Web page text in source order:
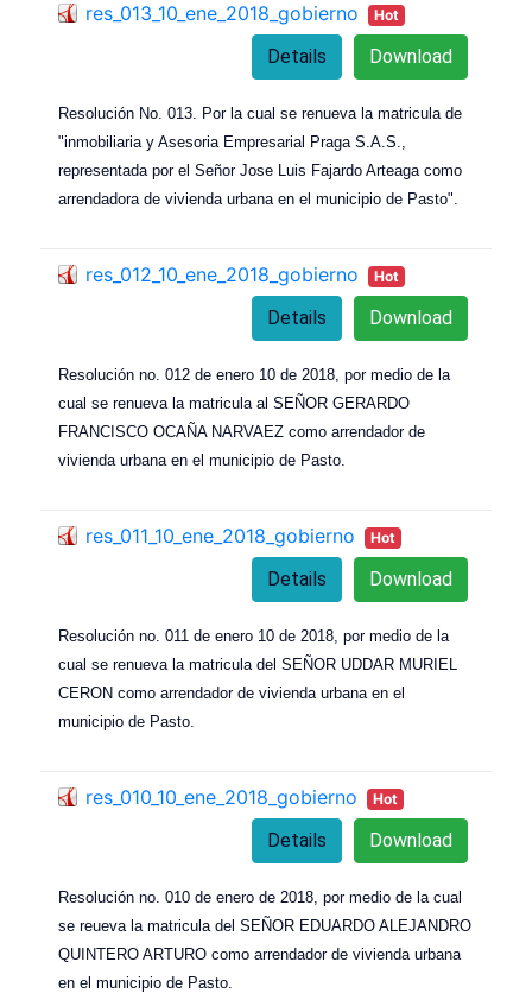
res_013_10_ene_2018_gobierno Hot
Download
Details
Resolución No. 013. Por la cual se renueva la matricula de
"inmobiliaria y Asesoria Empresarial Praga S.A.S.,
representada por el Señor Jose Luis Fajardo Arteaga como
arrendadora de vivienda urbana en el municipio de Pasto".
res_012_10_ene_2018_gobierno Hot
Download
Details
Resolución no. 012 de enero 10 de 2018, por medio de la
cual se renueva la matricula al SEÑOR GERARDO
FRANCISCO OCAÑA NARVAEZ como arrendador de
vivienda urbana en el municipio de Pasto.
res_011_10_ene_2018_gobierno Hot
Download
Details
Resolución no. 011 de enero 10 de 2018, por medio de la
cual se renueva la matricula del SEÑOR UDDAR MURIEL
CERON como arrendador de vivienda urbana en el
municipio de Pasto.
res_010_10_ene_2018_gobierno Hot
Download
Details
Resolución no. 010 de enero de 2018, por medio de la cual
se reueva la matricula del SEÑOR EDUARDO ALEJANDRO
QUINTERO ARTURO como arrendador de vivienda urbana
en el municipio de Pasto.